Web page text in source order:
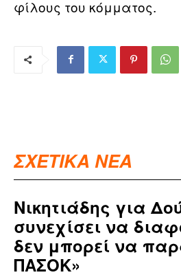
ΣΧΕΤΙΚΑ ΝΕΑ
Νικητιάδης για
συνεχίσει να
δεν μπορεί να
ΠΑΣΟΚ»
φίλους του κόμματος.